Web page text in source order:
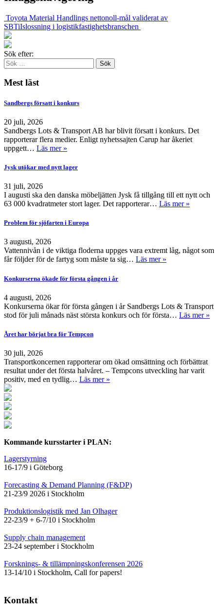
Toyota Material Handlings nettonoll-mål validerat av
SBTiIslossning i logistikfastighetsbranschen
Sök efter:
Mest läst
Sandbergs försatt i konkurs
20 juli, 2026
Sandbergs Lots & Transport AB har blivit försatt i konkurs. Det
rapporterar flera medier. Enligt nyhetssajten Carup har åkeriet
uppgett… Läs mer »
Jysk utökar med nytt lager
31 juli, 2026
I augusti ska den danska möbeljätten Jysk få tillgång till ett nytt och
63 000 kvadratmeter stort lager. Det rapporterar… Läs mer »
Problem för sjöfarten i Europa
3 augusti, 2026
Vattennivån i de viktiga floderna uppges vara extremt låg, något som
får följder för de fartyg som måste ta sig… Läs mer »
Konkurserna ökade för första gången i år
4 augusti, 2026
Konkurserna ökar för första gången i år Sandbergs Lots & Transport
stod för juli månads näst största konkurs och för första… Läs mer »
Året har börjat bra för Tempcon
30 juli, 2026
Transportkoncernen rapporterar om ökad omsättning och förbättrat
resultat under det första halvåret. – Tempcons utveckling har varit
positiv, med en tydlig… Läs mer »
Kommande kursstarter i PLAN:
Lagerstyrning
16-17/9 i Göteborg
Forecasting & Demand Planning (F&DP)
21-23/9 2026 i Stockholm
Produktionslogistik med Jan Olhager
22-23/9 + 6-7/10 i Stockholm
Supply chain management
23-24 september i Stockholm
Forsknings- & tillämpningskonferensen 2026
13-14/10 i Stockholm, Call for papers!
Kontakt